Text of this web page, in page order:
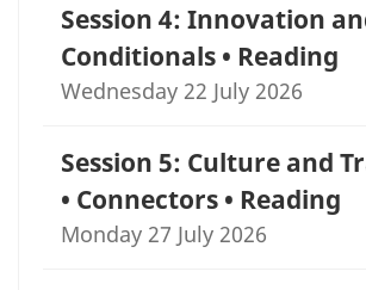
Session 4: Innovation
Conditionals • Reading
Wednesday 22 July 2026
Session 5: Culture and
• Connectors • Reading
Monday 27 July 2026